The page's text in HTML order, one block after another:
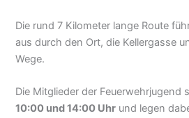
Die rund 7 Kilometer lange Route
aus durch den Ort, die Kellergasse
Wege.
Die Mitglieder der Feuerwehrjugend
10:00 und 14:00 Uhr und legen